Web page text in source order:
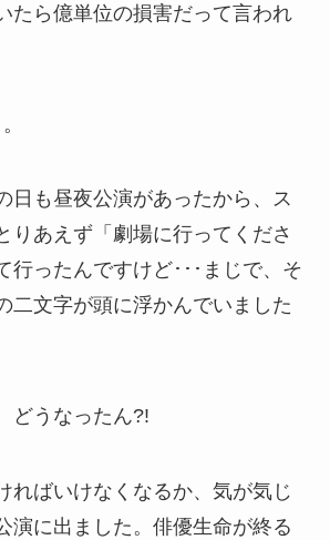
たら億単位の損害だって言われ
日も昼夜公演があったから、ス
りあえず「劇場に行ってくださ
行ったんですけど･･･まじで、そ
二文字が頭に浮かんでいました
どうなったん?!
ればいけなくなるか、気が気じ
演に出ました。俳優生命が終る